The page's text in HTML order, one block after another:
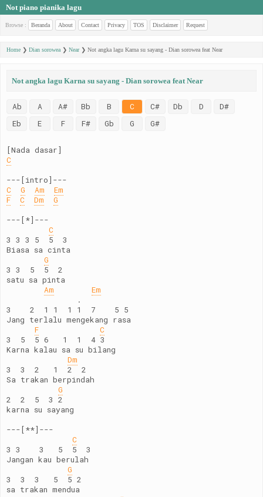
Not piano pianika lagu
Browse : Beranda About Contact Privacy TOS Disclaimer Request
Home ❯ Dian sorowea ❯ Near❯ Not angka lagu Karna su sayang - Dian sorowea feat Near
Not angka lagu Karna su sayang - Dian sorowea feat Near
Ab A A# Bb B C C# Db D
D#
Eb
E F F# Gb G G#
[Nada dasar]
C
---[intro]---
C
G Am
Em
F
C Dm
G
---[*]---
C
3 3 3 5  5  3
Biasa sa cinta
G
3 3  5  5  2
satu sa pinta
Am
Em
               .
3    2  1 1  1 1  7    5 5
Jang terlalu mengekang rasa
F
C
3  5  5 6   1  1  4 3
Karna kalau sa su bilang
Dm
3  3  2   1  2  2
Sa trakan berpindah
G
2  2  5  3 2
karna su sayang
---[**]---
C
3 3    3   5  5  3
Jangan kau berulah
G
3  3  3   5  5 2
sa trakan mendua